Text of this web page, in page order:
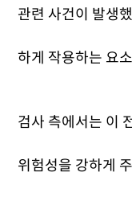
관련 사건이 발생
하게 작용하는 요
검사 측에서는 이
위험성을 강하게